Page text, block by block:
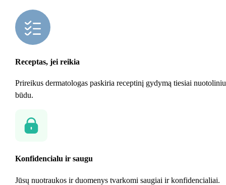
Receptas, jei reikia
Prireikus dermatologas paskiria receptinį gydymą tiesiai nuotoliniu
būdu.
Konfidencialu ir saugu
Jūsų nuotraukos ir duomenys tvarkomi saugiai ir konfidencialiai.